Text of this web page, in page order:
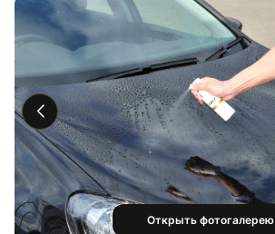
Открыть фотогалерею